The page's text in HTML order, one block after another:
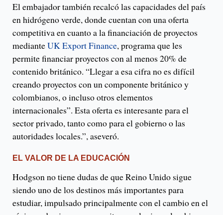
El embajador también recalcó las capacidades del país
en hidrógeno verde, donde cuentan con una oferta
competitiva en cuanto a la financiación de proyectos
medianteUK Export Finance, programa que les
permite financiar proyectos con al menos 20% de
contenido británico. “Llegar a esa cifra no es difícil
creando proyectos con un componente británico y
colombianos, o incluso otros elementos
internacionales”. Esta oferta es interesante para el
sector privado, tanto como para el gobierno o las
autoridades locales.”, aseveró.
EL VALOR DE LA EDUCACIÓN
Hodgson no tiene dudas de que Reino Unido sigue
siendo uno de los destinos más importantes para
estudiar, impulsado principalmente con el cambio en el